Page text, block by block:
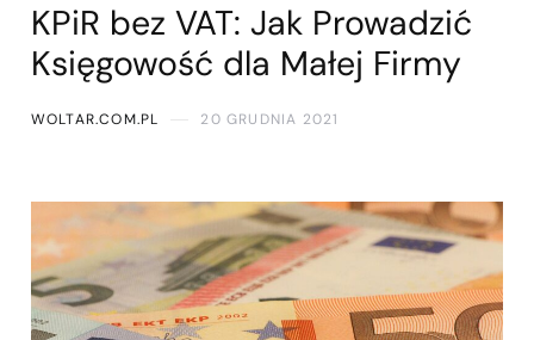
KPiR bez VAT: Jak Prowadzić
Księgowość dla Małej Firmy
WOLTAR.COM.PL 20 GRUDNIA 2021